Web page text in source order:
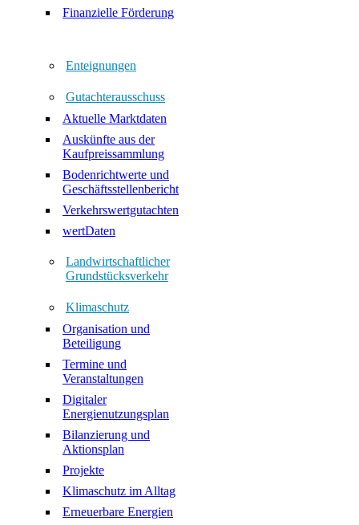
Finanzielle Förderung
Enteignungen
Gutachterausschuss
Aktuelle Marktdaten
Auskünfte aus der
Kaufpreissammlung
Bodenrichtwerte und
Geschäftsstellenbericht
Verkehrswertgutachten
wertDaten
Landwirtschaftlicher
Grundstücksverkehr
Klimaschutz
Organisation und
Beteiligung
Termine und
Veranstaltungen
Digitaler
Energienutzungsplan
Bilanzierung und
Aktionsplan
Projekte
Klimaschutz im Alltag
Erneuerbare Energien